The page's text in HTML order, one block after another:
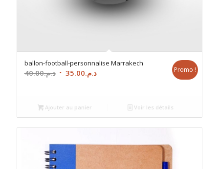
ballon-football-personnalise Marrakech
د.م.40.00
Le
était :
د.م.40.00.
د.م.35.00
Le
د.م.35.00.
Promo !
Ajouter au panier Voir les détails